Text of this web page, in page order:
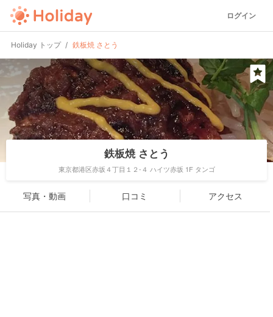
ログイン
Holiday トップ 鉄板焼 さとう
鉄板焼 さとう
東京都港区赤坂４丁目１２-４ ハイツ赤坂 1F タンゴ
写真・動画 口コミ アクセス